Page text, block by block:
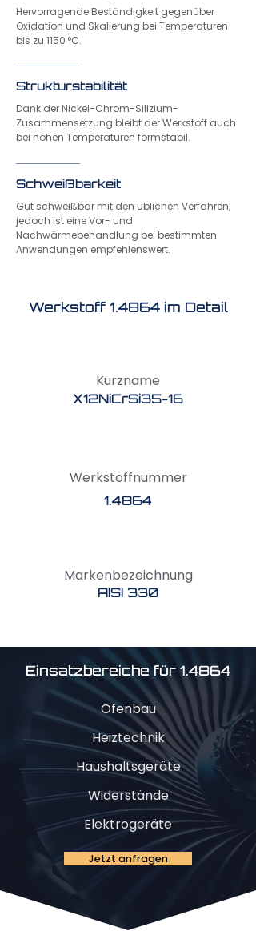
Hervorragende Beständigkeit gegenüber
Oxidation und Skalierung bei Temperaturen
bis zu 1150 °C.
Strukturstabilität
Dank der Nickel-Chrom-Silizium-
Zusammensetzung bleibt der Werkstoff auch
bei hohen Temperaturen formstabil.
Schweißbarkeit
Gut schweißbar mit den üblichen Verfahren,
jedoch ist eine Vor- und
Nachwärmebehandlung bei bestimmten
Anwendungen empfehlenswert.
Werkstoff 1.4864 im Detail
Kurzname
X12NiCrSi35-16
Werkstoffnummer
1.4864
Markenbezeichnung
AISI 330
Einsatzbereiche für 1.4864
Ofenbau
Heiztechnik
Haushaltsgeräte
Widerstände
Elektrogeräte
Jetzt anfragen